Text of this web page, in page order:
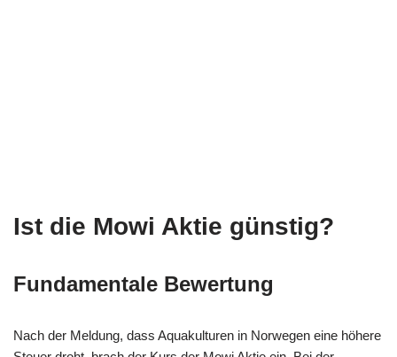
Ist die Mowi Aktie günstig?
Fundamentale Bewertung
Nach der Meldung, dass Aquakulturen in Norwegen eine höhere